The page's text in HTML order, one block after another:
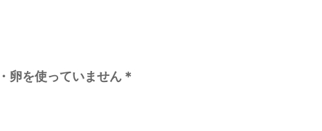
卵を使っていません＊